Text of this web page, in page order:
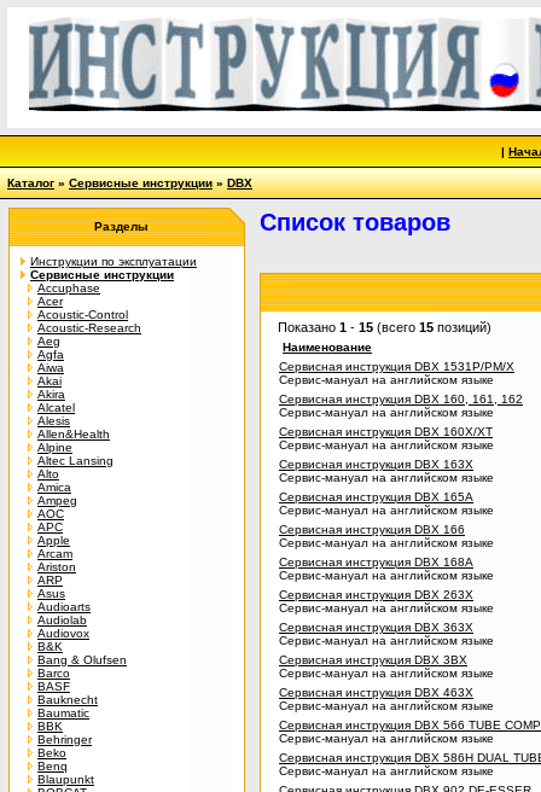
|
Каталог»Сервисные инструкции»DBX
Разделы
Инструкции по эксплуатации
Сервисные инструкции
Accuphase
Acer
Acoustic-Control
Acoustic-Research
Aeg
Agfa
Aiwa
Akai
Akira
Alcatel
Alesis
Allen&Health
Alpine
Altec Lansing
Alto
Amica
Ampeg
AOC
APC
Apple
Arcam
Ariston
ARP
Asus
Audioarts
Audiolab
Audiovox
B&K
Bang & Olufsen
Barco
BASF
Bauknecht
Baumatic
BBK
Behringer
Beko
Benq
Blaupunkt
Список товаров
Показано 1 - 15 (всего 15 позиций)
Наименование
Сервисная инструкция DBX 1531P/PM/X
Сервис-мануал на английском языке
Сервисная инструкция DBX 160, 161, 162
Сервис-мануал на английском языке
Сервисная инструкция DBX 160X/XT
Сервис-мануал на английском языке
Сервисная инструкция DBX 163X
Сервис-мануал на английском языке
Сервисная инструкция DBX 165A
Сервис-мануал на английском языке
Сервисная инструкция DBX 166
Сервис-мануал на английском языке
Сервисная инструкция DBX 168A
Сервис-мануал на английском языке
Сервисная инструкция DBX 263X
Сервис-мануал на английском языке
Сервисная инструкция DBX 363X
Сервис-мануал на английском языке
Сервисная инструкция DBX 3BX
Сервис-мануал на английском языке
Сервисная инструкция DBX 463X
Сервис-мануал на английском языке
Сервисная инструкция DBX 566 TUBE
Сервис-мануал на английском языке
Сервисная инструкция DBX 586H DUAL
Сервис-мануал на английском языке